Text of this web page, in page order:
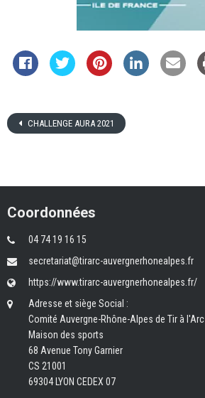
CHALLENGE AURA 2021
Coordonnées
04 74 19 16 15
secretariat@tirarc-auvergnerhonealpes.fr
https://www.tirarc-auvergnerhonealpes.fr/
Adresse et siège Social :
Comité Auvergne-Rhône-Alpes de Tir à l'Arc
Maison des sports
68 Avenue Tony Garnier
CS 21001
69304 LYON CEDEX 07